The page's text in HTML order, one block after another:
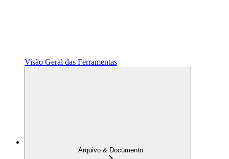
Visão Geral das Ferramentas
Arquivo & Documento